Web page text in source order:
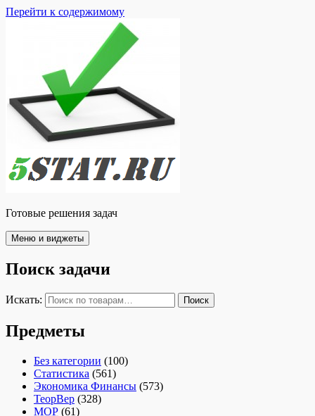
Перейти к содержимому
Готовые решения задач
Меню и виджеты
Поиск задачи
Искать: Поиск
Предметы
Без категории (100)
Статистика (561)
Экономика Финансы (573)
ТеорВер (328)
МОР (61)